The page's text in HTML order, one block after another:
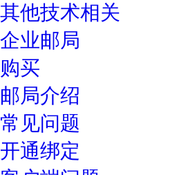
其他技术相关
企业邮局
购买
邮局介绍
常见问题
开通绑定